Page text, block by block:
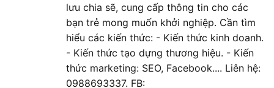
lưu chia sẽ, cung cấp thông tin cho các
bạn trẻ mong muốn khởi nghiệp. Cần tìm
hiểu các kiến thức: - Kiến thức kinh doanh.
- Kiến thức tạo dựng thương hiệu. - Kiến
thức marketing: SEO, Facebook.... Liên hệ:
0988693337. FB: